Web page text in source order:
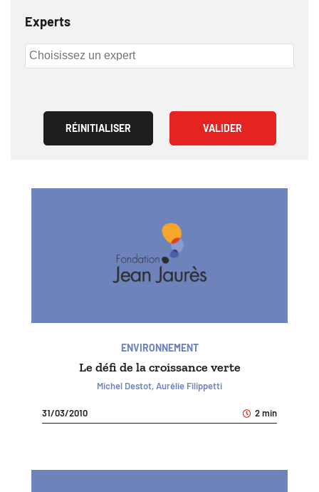
Experts
RÉINITIALISER VALIDER
ENVIRONNEMENT
Le défi de la croissance verte
Michel Destot, Aurélie Filippetti
31/03/2010 2 min